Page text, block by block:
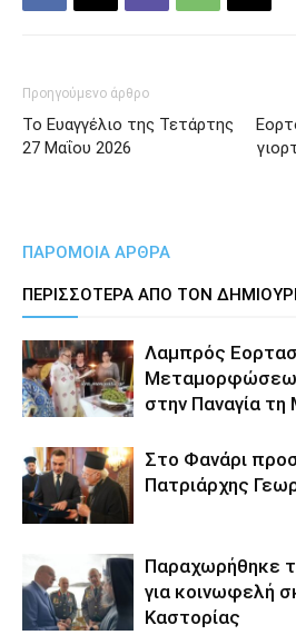
Προηγούμενο άρθρο
Το Ευαγγέλιο της Τετάρτης
27 Μαΐου 2026
ΠΑΡΟΜΟΙΑ ΑΡΘΡΑ
ΠΕΡΙΣΣΟΤΕΡΑ ΑΠΟ ΤΟΝ
Λαμπρός
στην Παναγία
Στο Φανάρι
Πατριάρχης
Παραχωρήθηκε
για κοινωφελή
Καστορίας